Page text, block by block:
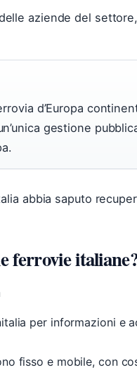
aziende del
d’Europa
gestione
abbia saputo
ferrovie
per informazioni e
fisso e mobile, con